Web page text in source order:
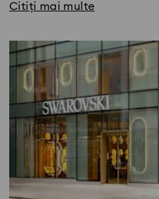
Citiți mai multe